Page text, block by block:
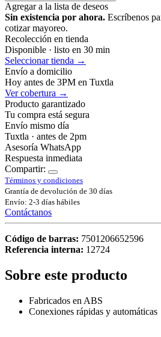
Agregar a la lista de deseos
Sin existencia por ahora. Escríbenos
cotizar mayoreo.
Recolección en tienda
Disponible · listo en 30 min
Seleccionar tienda →
Envío a domicilio
Hoy antes de 3PM en Tuxtla
Ver cobertura →
Producto garantizado
Tu compra está segura
Envío mismo día
Tuxtla · antes de 2pm
Asesoría WhatsApp
Respuesta inmediata
Compartir:
Términos y condiciones
Grantía de devolución de 30 días
Envío: 2-3 días hábiles
Contáctanos
Código de barras: 7501206652596
Referencia interna: 12724
Sobre este producto
Fabricados en ABS
Conexiones rápidas y automáticas